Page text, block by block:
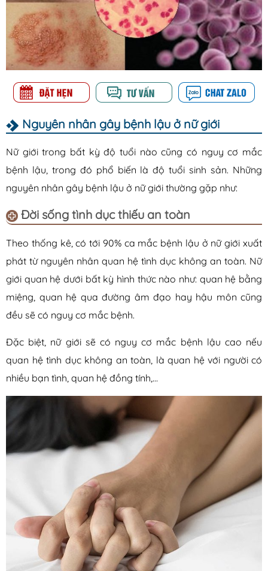
Nguyên nhân gây bệnh lậu ở nữ giới
Nữ giới trong bất kỳ độ tuổi nào cũng có nguy cơ mắc
bệnh lậu, trong đó phổ biến là độ tuổi sinh sản. Những
nguyên nhân gây bệnh lậu ở nữ giới thường gặp như:
Đời sống tình dục thiếu an toàn
Theo thống kê, có tới 90% ca mắc bệnh lậu ở nữ giới xuất
phát từ nguyên nhân quan hệ tình dục không an toàn. Nữ
giới quan hệ dưới bất kỳ hình thức nào như: quan hệ bằng
miệng, quan hệ qua đường âm đạo hay hậu môn cũng
đều sẽ có nguy cơ mắc bệnh.
Đặc biệt, nữ giới sẽ có nguy cơ mắc bệnh lậu cao nếu
quan hệ tình dục không an toàn, là quan hệ với người có
nhiều bạn tình, quan hệ đồng tính,…